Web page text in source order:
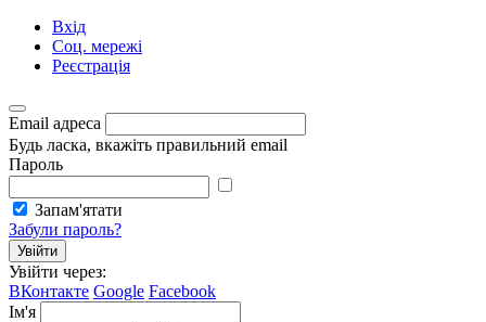
Вхід
Соц. мережі
Реєстрація
Email адреса
Будь ласка, вкажіть правильний email
Пароль
Запам'ятати
Забули пароль?
Увійти
Увійти через:
ВКонтакте Google Facebook
Ім'я